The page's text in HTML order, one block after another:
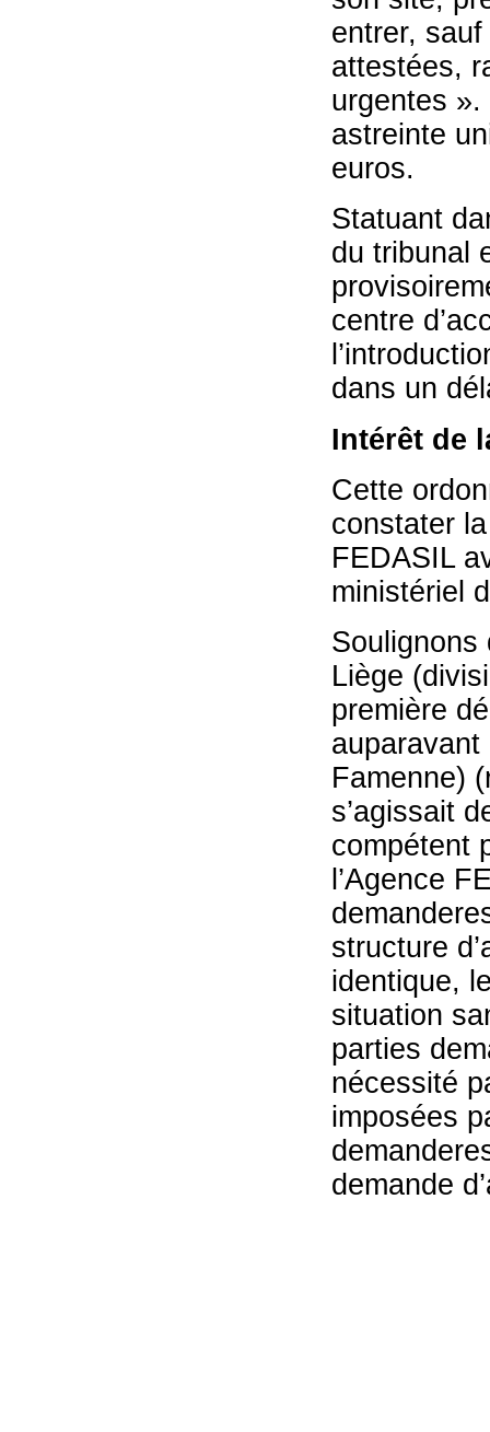
entrer,
attestées,
urgentes
astreinte
euros.
Statuant
du tribunal
centre
dans un
Intérêt de
Cette
constater
FEDASIL
ministériel
Soulignons
Liège
première
auparavant
Famenne)
s’agissait
compétent
l’Agence
structure
identique,
situation
parties
nécessité
imposées
demande